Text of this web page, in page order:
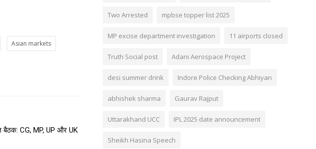
Asian markets
बैठक: CG, MP, UP और UK
Two Arrested mpbse topper list 2025
MP excise department investigation 11 airports closed
Truth Social post Adani Aerospace Project
desi summer drink Indore Police Checking Abhiyan
abhishek sharma Gaurav Rajput
Uttarakhand UCC IPL 2025 date announcement
Sheikh Hasina Speech